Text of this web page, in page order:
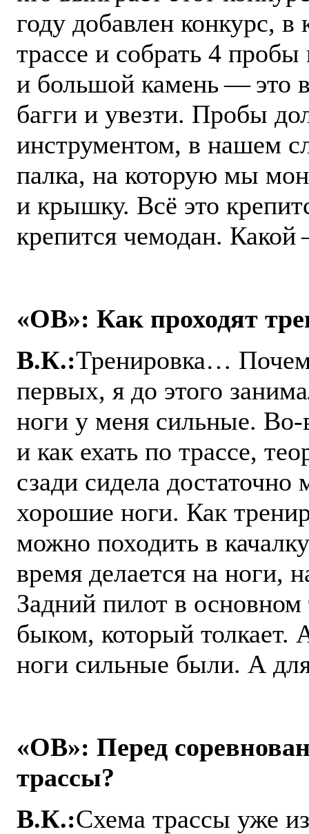
году добавлен конкурс,
трассе и собрать 4
и большой камень — ​это
багги и увезти. Пробы
инструментом, в нашем
палка, на которую мы
и крышку. Всё это
крепится чемодан.
«ОВ»: Как проходят
В.К.:Тренировка…
первых, я до этого
ноги у меня сильные. Во-
и как ехать по трассе,
сзади сидела
хорошие ноги. Как
можно походить в
время делается на ноги,
Задний пилот в
быком, который
ноги сильные были. А
«ОВ»: Перед
трассы?
В.К.:Схема трассы уже